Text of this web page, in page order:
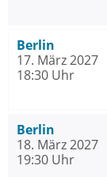
Berlin
17. März 2027
18:30 Uhr
Berlin
18. März 2027
19:30 Uhr